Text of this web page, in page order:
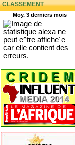
CLASSEMENT
Moy. 3 derniers mois